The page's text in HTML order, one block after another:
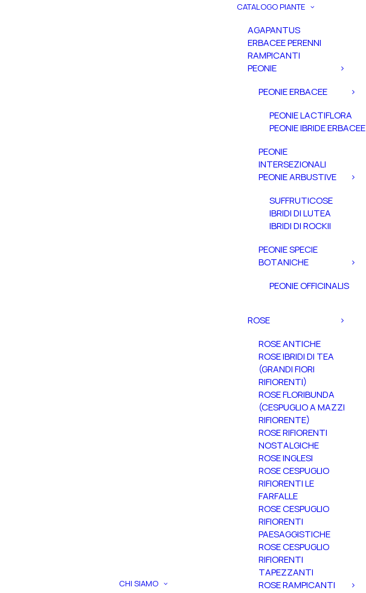
CHI SIAMO
CATALOGO PIANTE
AGAPANTUS
ERBACEE PERENNI
RAMPICANTI
PEONIE
PEONIE ERBACEE
PEONIE LACTIFLORA
PEONIE IBRIDE ERBACEE
PEONIE
INTERSEZIONALI
PEONIE ARBUSTIVE
SUFFRUTICOSE
IBRIDI DI LUTEA
IBRIDI DI ROCKII
PEONIE SPECIE
BOTANICHE
PEONIE OFFICINALIS
ROSE
ROSE ANTICHE
ROSE IBRIDI DI TEA
(GRANDI FIORI
RIFIORENTI)
ROSE FLORIBUNDA
(CESPUGLIO A MAZZI
RIFIORENTE)
ROSE RIFIORENTI
NOSTALGICHE
ROSE INGLESI
ROSE CESPUGLIO
RIFIORENTI LE
FARFALLE
ROSE CESPUGLIO
RIFIORENTI
PAESAGGISTICHE
ROSE CESPUGLIO
RIFIORENTI
TAPEZZANTI
ROSE RAMPICANTI